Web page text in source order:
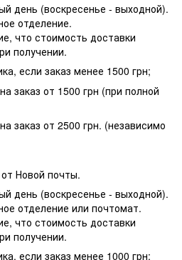
день (воскресенье - выходной).
отделение.
что стоимость доставки
получении.
если заказ менее 1500 грн;
заказ от 1500 грн (при полной
заказ от 2500 грн. (независимо
Новой почты.
день (воскресенье - выходной).
отделение или почтомат.
что стоимость доставки
получении.
если заказ менее 1000 грн;